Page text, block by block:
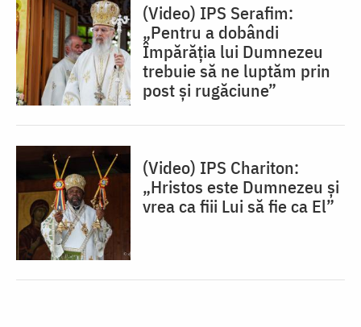
(Video) IPS Serafim:
„Pentru a dobândi
Împărăția lui Dumnezeu
trebuie să ne luptăm prin
post și rugăciune”
(Video) IPS Chariton:
„Hristos este Dumnezeu și
vrea ca fiii Lui să fie ca El”